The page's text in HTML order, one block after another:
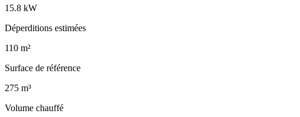
15.8 kW
Déperditions estimées
110 m²
Surface de référence
275 m³
Volume chauffé